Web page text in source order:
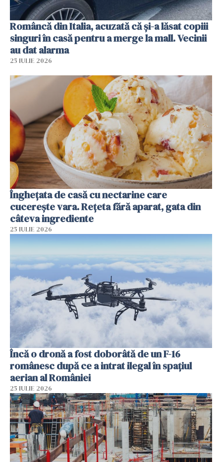
Româncă din Italia, acuzată că și-a lăsat copiii
singuri în casă pentru a merge la mall. Vecinii
au dat alarma
25 IULIE 2026
Înghețata de casă cu nectarine care
cucerește vara. Rețeta fără aparat, gata din
câteva ingrediente
25 IULIE 2026
Încă o dronă a fost doborâtă de un F-16
românesc după ce a intrat ilegal în spațiul
aerian al României
25 IULIE 2026